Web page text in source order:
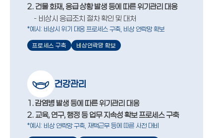
2. 건물 화재, 응급 상황 발생 등에 따른 위기관리 대응
비상시 응급조치 절차 확인 및 대처
*예시: 비상시 위기 대응 프로세스 구축, 비상 연락망 확보
프로세스 구축 비상연락망 확보
건강관리
1. 감염병 발생 등에 따른 위기관리 대응
2. 교육, 연구, 행정 등 업무 지속성 확보 프로세스 구축
*예시: 비상 연락망 구축, 재택근무 등에 따른 사전 대비